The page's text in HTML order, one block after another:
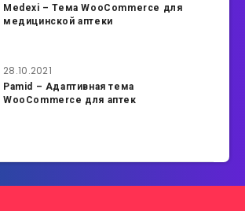
Medexi – Тема WooCommerce для
медицинской аптеки
28.10.2021
Pamid – Адаптивная тема
WooCommerce для аптек